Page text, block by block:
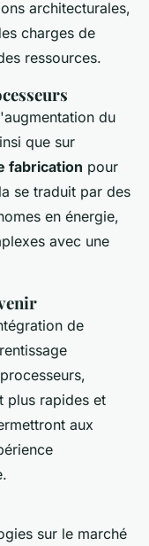
architecturales,
charges de
ressources.
du
que sur
fabrication pour
se traduit par des
en énergie,
avec une
de
plus rapides et
aux
sur le marché